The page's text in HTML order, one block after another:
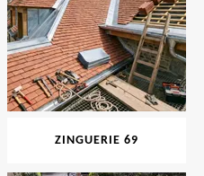
ZINGUERIE 69